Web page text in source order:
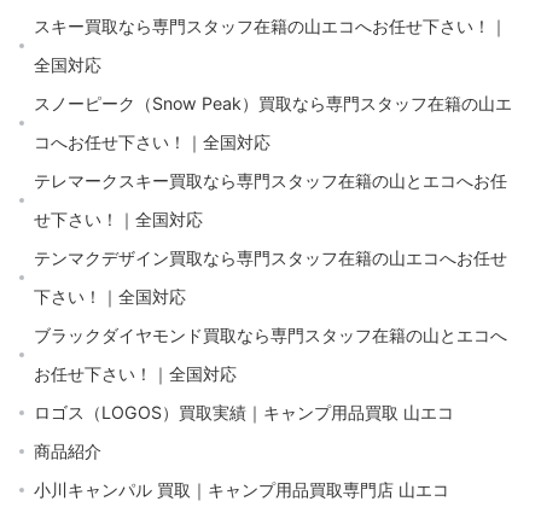
スキー買取なら専門スタッフ在籍の山エコへお任せ下さい！｜
全国対応
スノーピーク（Snow Peak）買取なら専門スタッフ在籍の山エ
コへお任せ下さい！｜全国対応
テレマークスキー買取なら専門スタッフ在籍の山とエコへお任
せ下さい！｜全国対応
テンマクデザイン買取なら専門スタッフ在籍の山エコへお任せ
下さい！｜全国対応
ブラックダイヤモンド買取なら専門スタッフ在籍の山とエコへ
お任せ下さい！｜全国対応
ロゴス（LOGOS）買取実績｜キャンプ用品買取 山エコ
商品紹介
小川キャンパル 買取｜キャンプ用品買取専門店 山エコ